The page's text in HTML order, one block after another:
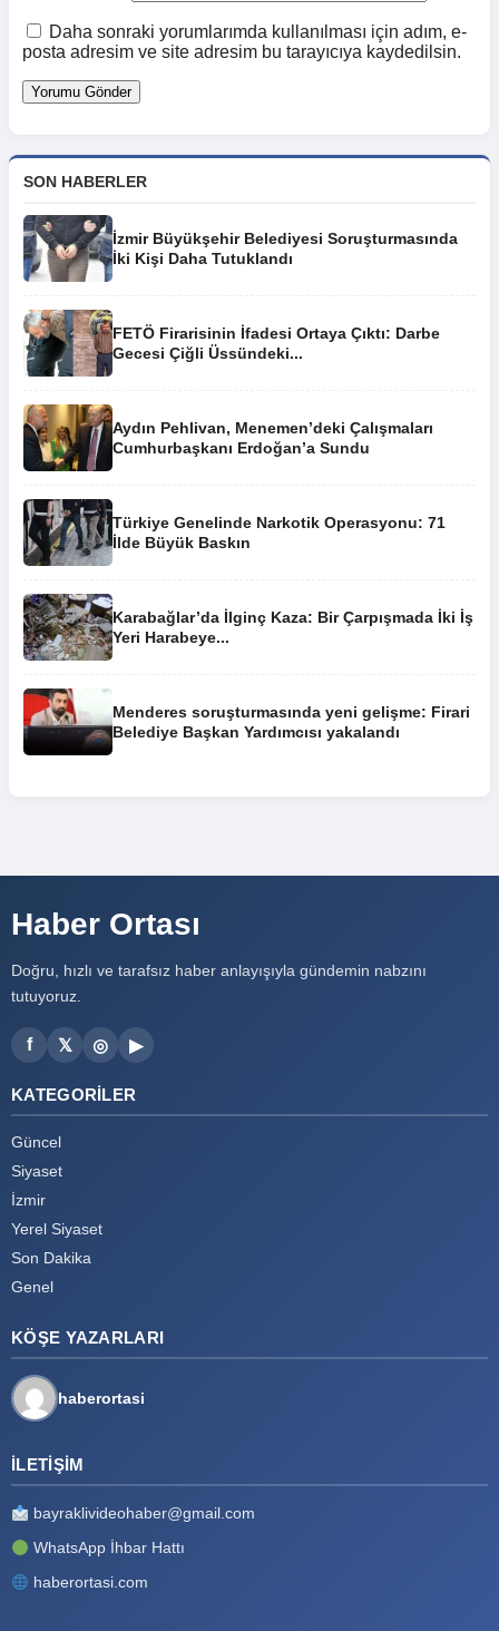
Daha sonraki yorumlarımda kullanılması için adım, e-
posta adresim ve site adresim bu tarayıcıya kaydedilsin.
SON HABERLER
İzmir Büyükşehir Belediyesi Soruşturmasında
İki Kişi Daha Tutuklandı
FETÖ Firarisinin İfadesi Ortaya Çıktı: Darbe
Gecesi Çiğli Üssündeki...
Aydın Pehlivan, Menemen’deki Çalışmaları
Cumhurbaşkanı Erdoğan’a Sundu
Türkiye Genelinde Narkotik Operasyonu: 71
İlde Büyük Baskın
Karabağlar’da İlginç Kaza: Bir Çarpışmada İki İş
Yeri Harabeye...
Menderes soruşturmasında yeni gelişme: Firari
Belediye Başkan Yardımcısı yakalandı
Haber Ortası
Doğru, hızlı ve tarafsız haber anlayışıyla gündemin nabzını
tutuyoruz.
f 𝕏 ◎ ▶
KATEGORILER
Güncel
Siyaset
İzmir
Yerel Siyaset
Son Dakika
Genel
KÖŞE YAZARLARI
haberortasi
İLETIŞIM
bayraklivideohaber@gmail.com
WhatsApp İhbar Hattı
haberortasi.com